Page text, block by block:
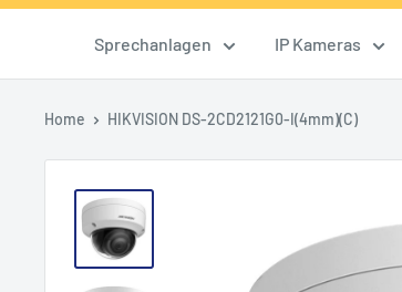
Shop
Sprechanlagen IP Kameras
Home HIKVISION DS-2CD2121G0-I(4mm)(C)